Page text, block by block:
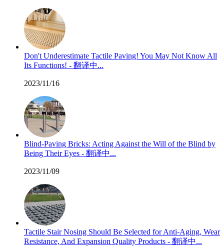
Don't Underestimate Tactile Paving! You May Not Know All
Its Functions! - 翻译中...
2023/11/16
Blind-Paving Bricks: Acting Against the Will of the Blind by
Being Their Eyes - 翻译中...
2023/11/09
Tactile Stair Nosing Should Be Selected for Anti-Aging, Wear
Resistance, And Expansion Quality Products - 翻译中...